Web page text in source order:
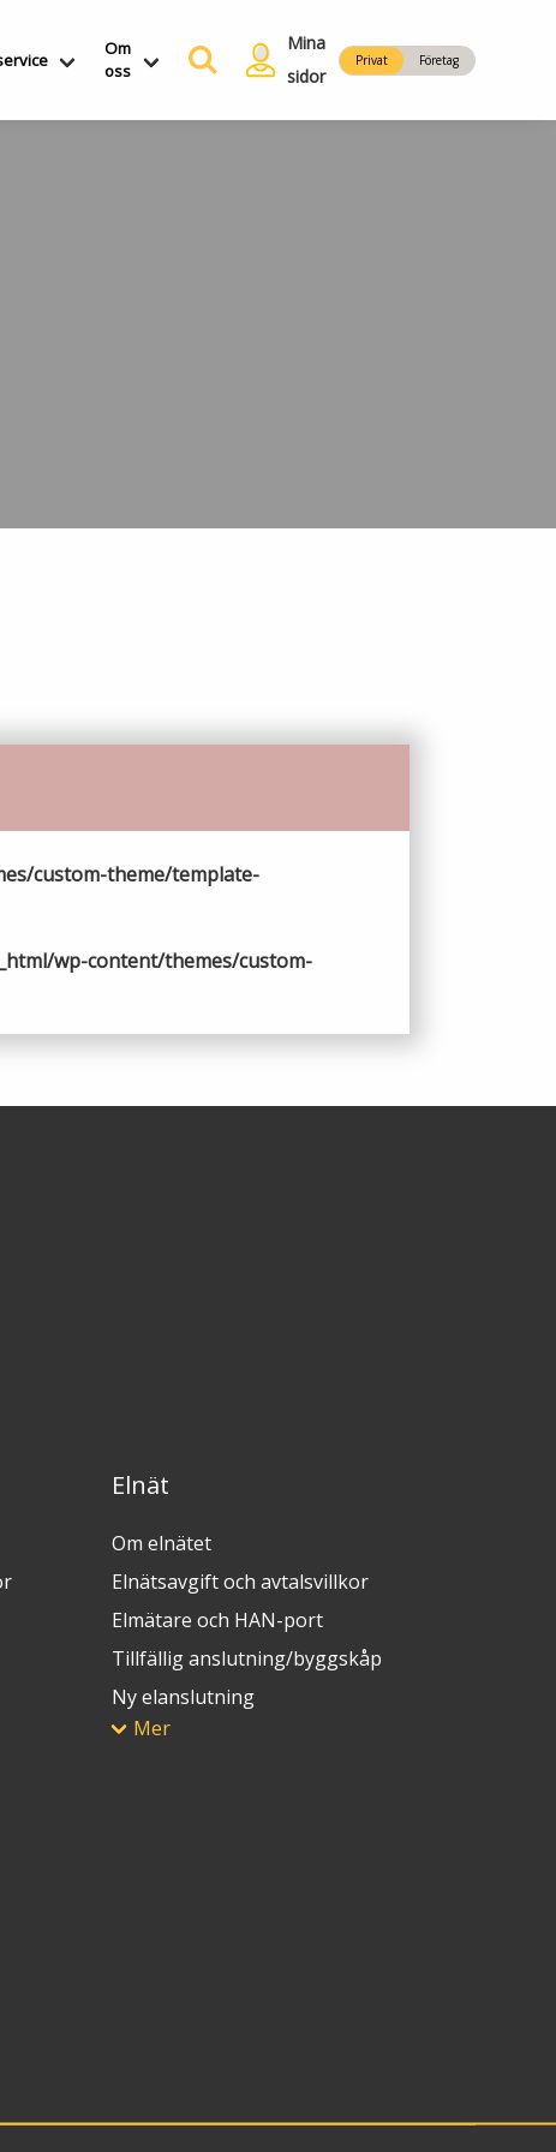
Om
oss
Mina
sidor
Privat Företag
custom-theme/template-
wp-content/themes/custom-
Elnät
Om elnätet
Elnätsavgift och avtalsvillkor
Elmätare och HAN-port
Tillfällig anslutning/byggskåp
Ny elanslutning
Mer